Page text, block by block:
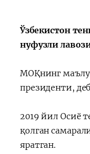
Ўзбекистон
нуфузли
МОҚнинг
президенти,
2019 йил Осиё
қолган
яратган.